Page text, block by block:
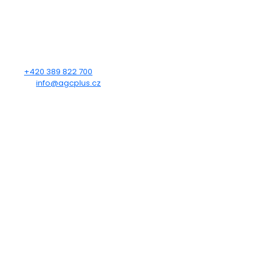
+420 389 822 700
info@agcplus.cz